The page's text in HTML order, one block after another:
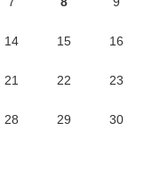
14 15 16
21 22 23
28 29 30